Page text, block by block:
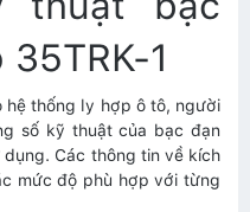
1
hệ thống ly hợp ô tô, người
số kỹ thuật của bạc đạn
Các thông tin về kích
mức độ phù hợp với từng